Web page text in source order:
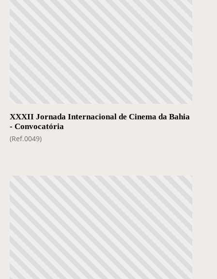
XXXII Jornada Internacional de Cinema da Bahia
- Convocatória
(Ref.0049)